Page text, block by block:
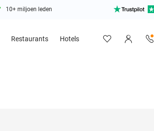
10+ miljoen leden
Restaurants Hotels